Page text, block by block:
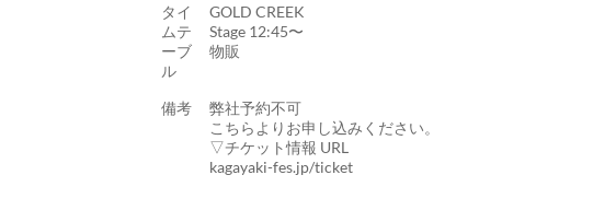
タイ
ムテ
ーブ
ル
GOLD CREEK
Stage 12:45〜
物販
備考
弊社予約不可
こちらよりお申し込みください。
▽チケット情報 URL
kagayaki-fes.jp/ticket